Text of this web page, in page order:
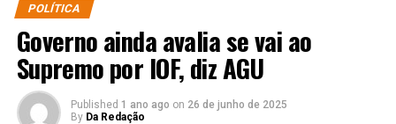
POLÍTICA
Governo ainda avalia se vai ao
Supremo por IOF, diz AGU
Published 1 ano ago on 26 de junho de 2025
By Da Redação